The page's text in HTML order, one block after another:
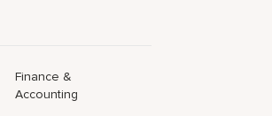
Finance &
Accounting